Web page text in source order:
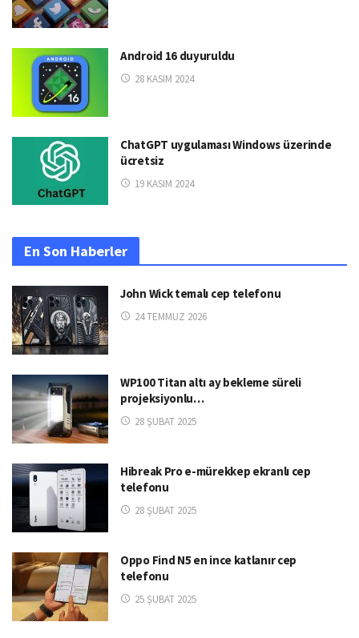
Android 16 duyuruldu
28 KASIM 2024
ChatGPT uygulaması Windows üzerinde
ücretsiz
19 KASIM 2024
En Son Haberler
John Wick temalı cep telefonu
24 TEMMUZ 2026
WP100 Titan altı ay bekleme süreli
projeksiyonlu…
28 ŞUBAT 2025
Hibreak Pro e-mürekkep ekranlı cep
telefonu
28 ŞUBAT 2025
Oppo Find N5 en ince katlanır cep
telefonu
25 ŞUBAT 2025